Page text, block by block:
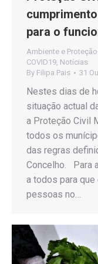
para o
Ambiente e Proteção
COVID19 Notícias
By Filipa Pais 31
Nestes dias de
situação actual
a Proteção Civil
todos os
das regras
Concelho. Para
a todos para
pessoas no…